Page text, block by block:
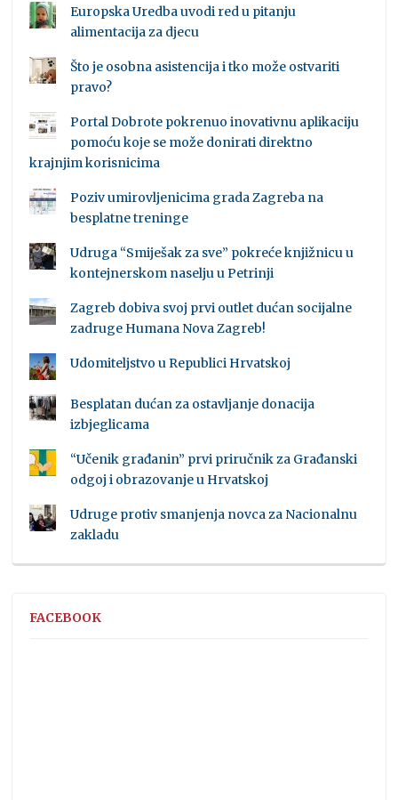
Europska Uredba uvodi red u pitanju
alimentacija za djecu
Što je osobna asistencija i tko može ostvariti
pravo?
Portal Dobrote pokrenuo inovativnu aplikaciju
pomoću koje se može donirati direktno
krajnjim korisnicima
Poziv umirovljenicima grada Zagreba na
besplatne treninge
Udruga “Smiješak za sve” pokreće knjižnicu u
kontejnerskom naselju u Petrinji
Zagreb dobiva svoj prvi outlet dućan socijalne
zadruge Humana Nova Zagreb!
Udomiteljstvo u Republici Hrvatskoj
Besplatan dućan za ostavljanje donacija
izbjeglicama
“Učenik građanin” prvi priručnik za Građanski
odgoj i obrazovanje u Hrvatskoj
Udruge protiv smanjenja novca za Nacionalnu
zakladu
FACEBOOK